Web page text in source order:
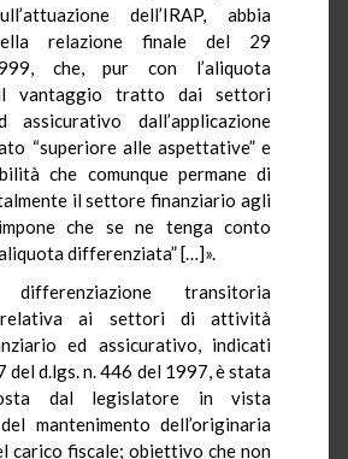
dell’IRAP, abbia
relazione finale del 29
che, pur con l’aliquota
vantaggio tratto dai settori
assicurativo dall’applicazione
“superiore alle aspettative” e
che comunque permane di
il settore finanziario agli
che se ne tenga conto
differenziata” […]».
transitoria
relativa ai settori di attività
ed assicurativo, indicati
del d.lgs. n. 446 del 1997, è stata
dal legislatore in vista
mantenimento dell’originaria
carico fiscale; obiettivo che non